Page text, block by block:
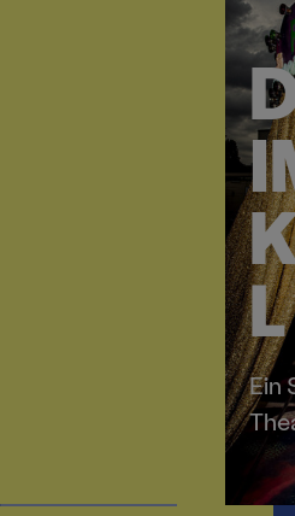
L
Ein